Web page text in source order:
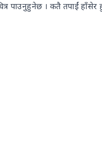
पाउनुहुनेछ । कतै तपाईं